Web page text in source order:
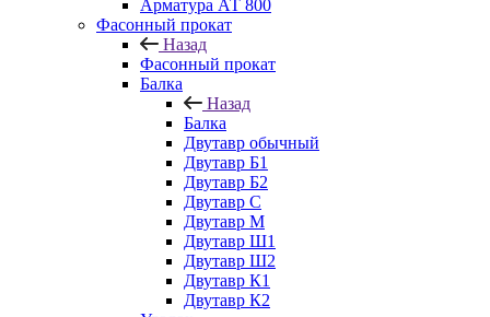
Арматура АТ 800
Фасонный прокат
Назад
Фасонный прокат
Балка
Назад
Балка
Двутавр обычный
Двутавр Б1
Двутавр Б2
Двутавр С
Двутавр М
Двутавр Ш1
Двутавр Ш2
Двутавр К1
Двутавр К2